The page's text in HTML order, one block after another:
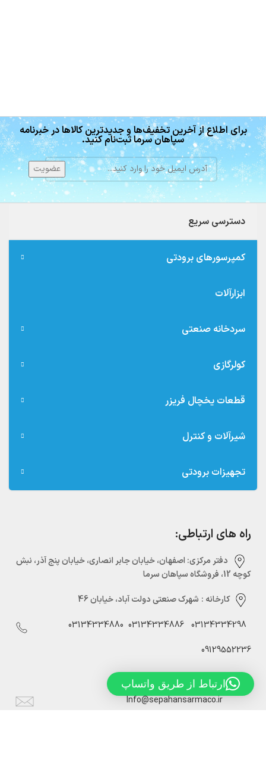
برای اطلاع از آخرین تخفیف‌ها و جدیدترین کالاها در خبرنامه
سپاهان سرما ثبت‌نام کنید.
دسترسی سریع
کمپرسورهای برودتی
ابزارآلات
سردخانه صنعتی
کولرگازی
قطعات یخچال فریزر
شیرآلات و کنترل
تجهیزات برودتی
راه های ارتباطی:
دفتر مرکزی:‌ اصفهان، خیابان جابر انصاری، خیابان پنج آذر، نبش
کوچه 12، فروشگاه سپاهان سرما
کارخانه : شهرک صنعتی دولت آباد، خیابان 46
03134334298
03134334886
03134334880
09129552236
Info@sepahansarmaco.ir
ارتباط از طریق واتساپ